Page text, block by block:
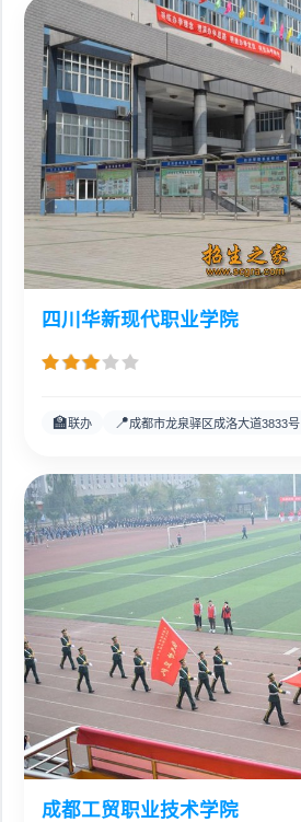
四川华新现代职业学院
🏫联办 📍成都市龙泉驿区成洛大道3833号
成都工贸职业技术学院